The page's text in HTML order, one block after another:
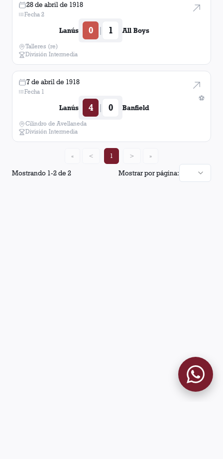
28 de abril de 1918
Fecha 2
Lanús 0 | 1 All Boys
Talleres (re)
División Intermedia
⚽
7 de abril de 1918
Fecha 1
Lanús 4 | 0 Banfield
Cilindro de Avellaneda
División Intermedia
Mostrando 1-2de2 Mostrar por página:
« < 1 > »